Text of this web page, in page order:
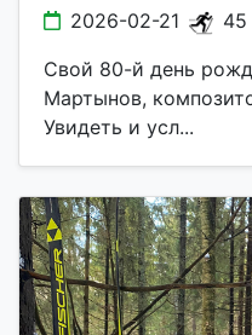
2026-02-21
Свой 80-й день
Мартынов,
Увидеть и усл...